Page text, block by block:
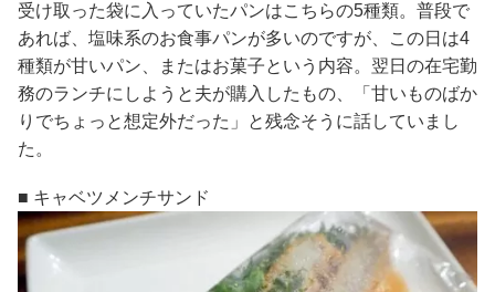
受け取った袋に入っていたパンはこちらの5種類。普段で
あれば、塩味系のお食事パンが多いのですが、この日は4
種類が甘いパン、またはお菓子という内容。翌日の在宅勤
務のランチにしようと夫が購入したもの、「甘いものばか
りでちょっと想定外だった」と残念そうに話していまし
た。
■ キャベツメンチサンド